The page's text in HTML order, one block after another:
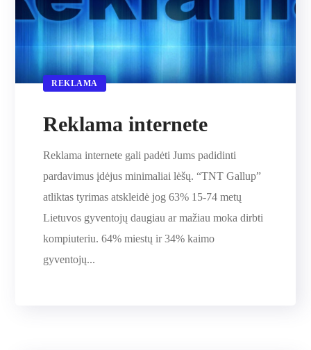
REKLAMA
Reklama internete
Reklama internete gali padėti Jums padidinti
pardavimus įdėjus minimaliai lėšų. “TNT Gallup”
atliktas tyrimas atskleidė jog 63% 15-74 metų
Lietuvos gyventojų daugiau ar mažiau moka dirbti
kompiuteriu. 64% miestų ir 34% kaimo
gyventojų...